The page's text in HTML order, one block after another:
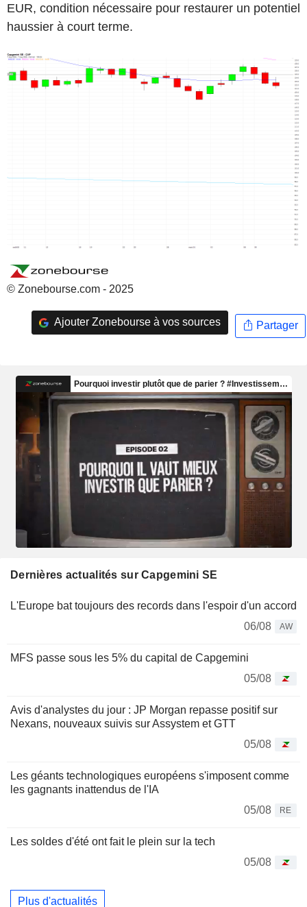
EUR, condition nécessaire pour restaurer un potentiel
haussier à court terme.
© Zonebourse.com - 2025
Ajouter Zonebourse à vos sources Partager
Dernières actualités sur Capgemini SE
L'Europe bat toujours des records dans l'espoir d'un accord
06/08
AW
MFS passe sous les 5% du capital de Capgemini
05/08
Avis d'analystes du jour : JP Morgan repasse positif sur
Nexans, nouveaux suivis sur Assystem et GTT
05/08
Les géants technologiques européens s'imposent comme
les gagnants inattendus de l'IA
05/08
RE
Les soldes d'été ont fait le plein sur la tech
05/08
Plus d'actualités